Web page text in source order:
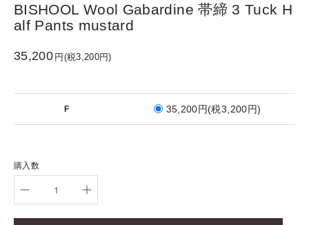
BISHOOL Wool Gabardine 帯締 3 Tuck H
alf Pants mustard
35,200 円(税3,200円)
F 35,200円(税3,200円)
購入数